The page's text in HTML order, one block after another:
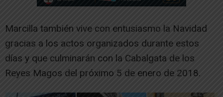
Marcilla también vive con entusiasmo la Navidad
gracias a los actos organizados durante estos
días y que culminarán con la Cabalgata de los
Reyes Magos del próximo 5 de enero de 2018.